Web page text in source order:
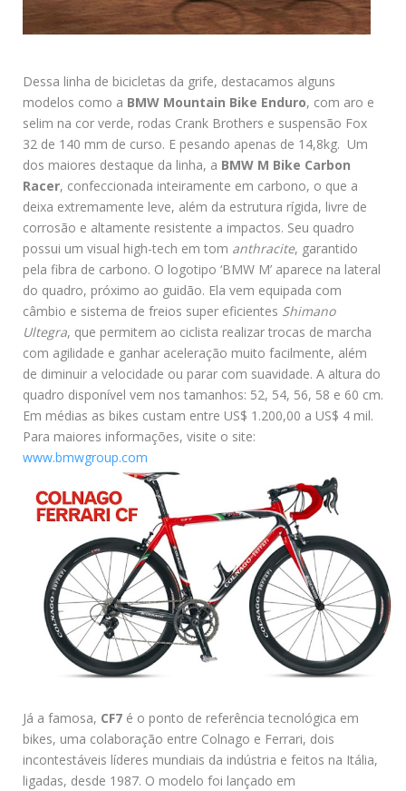
Dessa linha de bicicletas da grife, destacamos alguns
modelos como a BMW Mountain Bike Enduro, com aro e
selim na cor verde, rodas Crank Brothers e suspensão Fox
32 de 140 mm de curso. E pesando apenas de 14,8kg. Um
dos maiores destaque da linha, a BMW M Bike Carbon
Racer, confeccionada inteiramente em carbono, o que a
deixa extremamente leve, além da estrutura rígida, livre de
corrosão e altamente resistente a impactos. Seu quadro
possui um visual high-tech em tom anthracite, garantido
pela fibra de carbono. O logotipo ‘BMW M’ aparece na lateral
do quadro, próximo ao guidão. Ela vem equipada com
câmbio e sistema de freios super eficientes Shimano
Ultegra, que permitem ao ciclista realizar trocas de marcha
com agilidade e ganhar aceleração muito facilmente, além
de diminuir a velocidade ou parar com suavidade. A altura do
quadro disponível vem nos tamanhos: 52, 54, 56, 58 e 60 cm.
Em médias as bikes custam entre US$ 1.200,00 a US$ 4 mil.
Para maiores informações, visite o site:
www.bmwgroup.com
Já a famosa, CF7 é o ponto de referência tecnológica em
bikes, uma colaboração entre Colnago e Ferrari, dois
incontestáveis líderes mundiais da indústria e feitos na Itália,
ligadas, desde 1987. O modelo foi lançado em